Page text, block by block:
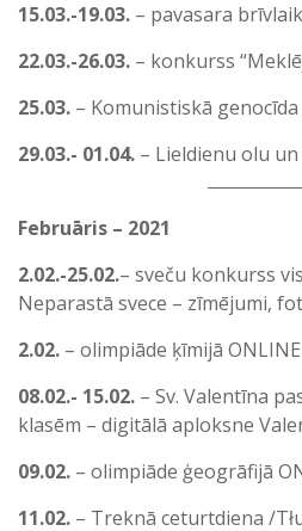
15.03.-19.03. – pavasara
22.03.-26.03. – konkurss
25.03. – Komunistiskā
29.03.- 01.04. – Lieldienu olu
Februāris – 2021
2.02.-25.02.– sveču konkurss
Neparastā svece – zīmējumi,
2.02. – olimpiāde ķīmijā
08.02.- 15.02. – Sv. Valentīna
klasēm – digitālā aploksne
09.02. – olimpiāde ģeogrāfijā
11.02. – Treknā ceturtdiena /